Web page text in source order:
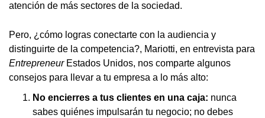
atención de más sectores de la sociedad.
Pero, ¿cómo logras conectarte con la audiencia y
distinguirte de la competencia?, Mariotti, en entrevista para
EntrepreneurEstados Unidos, nos comparte algunos
consejos para llevar a tu empresa a lo más alto:
No encierres a tus clientes en una caja: nunca
sabes quiénes impulsarán tu negocio; no debes